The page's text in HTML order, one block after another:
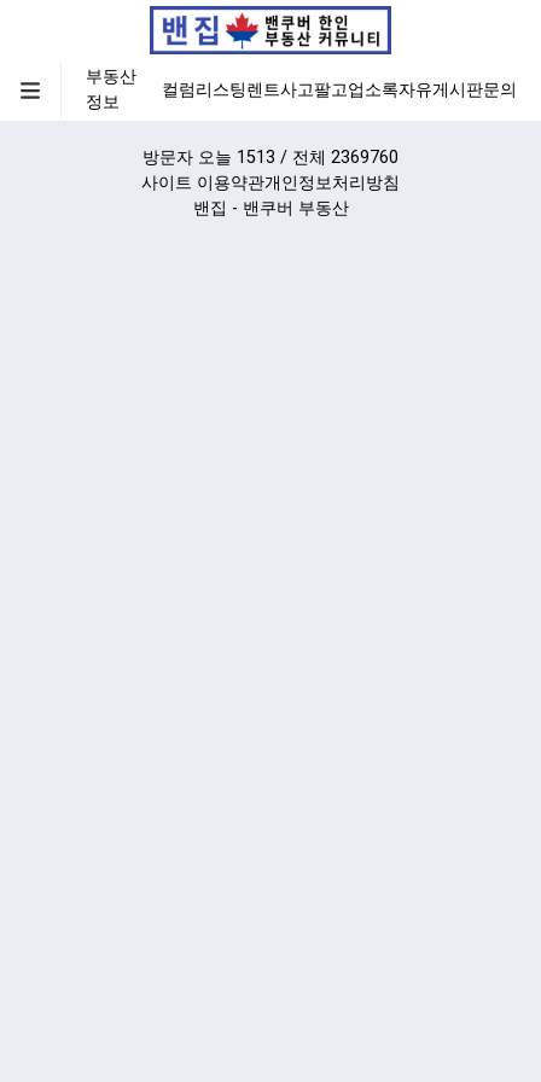
부동산
정보
컬럼리스팅렌트사고팔고업소록자유게시판문의
방문자 오늘 1513 / 전체 2369760
사이트 이용약관개인정보처리방침
밴집 - 밴쿠버 부동산